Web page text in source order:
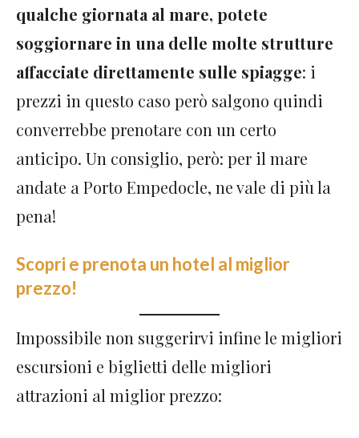
qualche giornata al mare, potete
soggiornare in una delle molte strutture
affacciate direttamente sulle spiagge: i
prezzi in questo caso però salgono quindi
converrebbe prenotare con un certo
anticipo. Un consiglio, però: per il mare
andate a Porto Empedocle, ne vale di più la
pena!
Scopri e prenota un hotel al miglior
prezzo!
Impossibile non suggerirvi infine le migliori
escursioni e biglietti delle migliori
attrazioni al miglior prezzo: